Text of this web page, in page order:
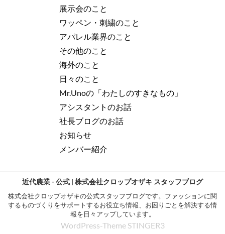
展示会のこと
ワッペン・刺繍のこと
アパレル業界のこと
その他のこと
海外のこと
日々のこと
Mr.Unoの「わたしのすきなもの」
アシスタントのお話
社長ブログのお話
お知らせ
メンバー紹介
近代農業 - 公式 | 株式会社クロップオザキ スタッフブログ
株式会社クロップオザキの公式スタッフブログです。ファッションに関
するものづくりをサポートするお役立ち情報、お困りごとを解決する情
報を日々アップしています。
WordPress-Theme STINGER3